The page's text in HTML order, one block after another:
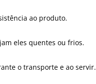
ao produto.
eles quentes ou frios.
o transporte e ao servir.